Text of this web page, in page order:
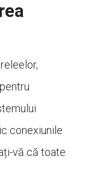
conexiunile
vă că toate